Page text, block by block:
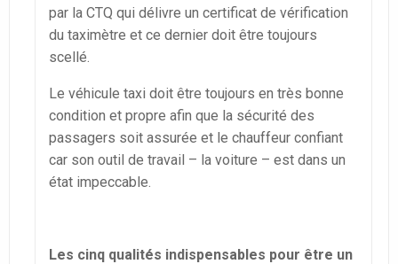
par la CTQ qui délivre un certificat de vérification
du taximètre et ce dernier doit être toujours
scellé.
Le véhicule taxi doit être toujours en très bonne
condition et propre afin que la sécurité des
passagers soit assurée et le chauffeur confiant
car son outil de travail – la voiture – est dans un
état impeccable.
Les cinq qualités indispensables pour être un